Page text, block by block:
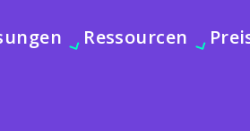
Ressourcen